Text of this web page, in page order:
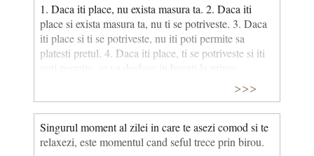
1. Daca iti place, nu exista masura ta. 2. Daca iti
place si exista masura ta, nu ti se potriveste. 3. Daca
iti place si ti se potriveste, nu iti poti permite sa
platesti pretul. 4. Daca iti place, ti se potriveste si iti
poti permite, se va desface in bucati la prima
>>>
Singurul moment al zilei in care te asezi comod si te
relaxezi, este momentul cand seful trece prin birou.